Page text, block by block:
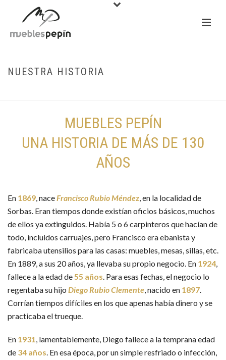
NUESTRA HISTORIA
MUEBLES PEPÍN
UNA HISTORIA DE MÁS DE 130
AÑOS
En 1869, naceFrancisco Rubio Méndez, en la localidad de
Sorbas. Eran tiempos donde existían oficios básicos, muchos
de ellos ya extinguidos. Había 5 o 6 carpinteros que hacían de
todo, incluidos carruajes, pero Francisco era ebanista y
fabricaba utensilios para las casas: muebles, mesas, sillas, etc.
En 1889, a sus 20 años, ya llevaba su propio negocio. En 1924,
fallece a la edad de55 años. Para esas fechas, el negocio lo
regentaba su hijo Diego Rubio Clemente, nacido en 1897.
Corrían tiempos difíciles en los que apenas había dinero y se
practicaba el trueque.
En 1931, lamentablemente, Diego fallece a la temprana edad
de 34 años. En esa época, por un simple resfriado o infección,